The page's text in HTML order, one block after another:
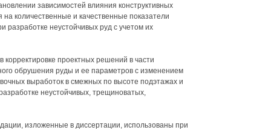
зависимостей влияния конструктивных
количественные и качественные показатели
разработке неустойчивых руд с учетом их
проектных решений в части
обрушения руды и ее параметров с изменением
выработок в смежных по высоте подэтажах и
неустойчивых, трещиноватых,
изложенные в диссертации, использованы при